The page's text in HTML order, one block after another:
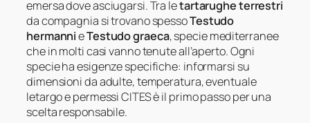
emersa dove asciugarsi. Tra letartarughe terrestri
da compagnia si trovano spessoTestudo
hermannieTestudo graeca, specie mediterranee
che in molti casi vanno tenute all’aperto. Ogni
specie ha esigenze specifiche: informarsi su
dimensioni da adulte, temperatura, eventuale
letargo e permessi CITES è il primo passo per una
scelta responsabile.